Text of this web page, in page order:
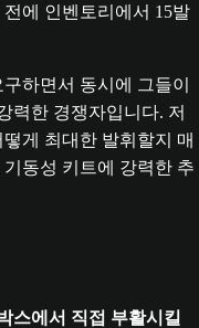
에 인벤토리에서 15발
하면서 동시에 그들이
력한 경쟁자입니다. 저
게 최대한 발휘할지 매
동성 키트에 강력한 추
스에서 직접 부활시킬